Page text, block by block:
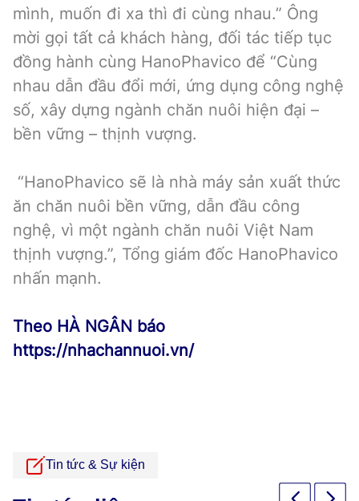
mình, muốn đi xa thì đi cùng nhau.” Ông
mời gọi tất cả khách hàng, đối tác tiếp tục
đồng hành cùng HanoPhavico để “Cùng
nhau dẫn đầu đổi mới, ứng dụng công nghệ
số, xây dựng ngành chăn nuôi hiện đại –
bền vững – thịnh vượng.
“HanoPhavico sẽ là nhà máy sản xuất thức
ăn chăn nuôi bền vững, dẫn đầu công
nghệ, vì một ngành chăn nuôi Việt Nam
thịnh vượng.”, Tổng giám đốc HanoPhavico
nhấn mạnh.
Theo HÀ NGÂN báo
https://nhachannuoi.vn/
Tin tức & Sự kiện